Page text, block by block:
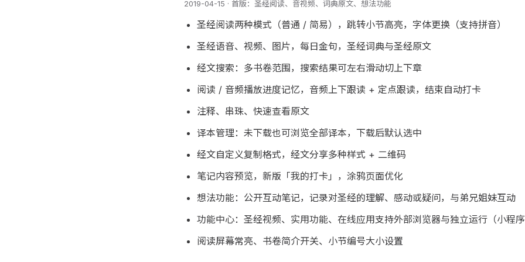
2019-04-15 · 首版：圣经阅读、音视频、词典原文、想法功能
圣经阅读两种模式（普通 / 简易），跳转小节高亮，字体更换（支持拼音）
圣经语音、视频、图片，每日金句，圣经词典与圣经原文
经文搜索：多书卷范围，搜索结果可左右滑动切上下章
阅读 / 音频播放进度记忆，音频上下跟读 + 定点跟读，结束自动打卡
注释、串珠、快速查看原文
译本管理：未下载也可浏览全部译本，下载后默认选中
经文自定义复制格式，经文分享多种样式 + 二维码
笔记内容预览，新版「我的打卡」，涂鸦页面优化
想法功能：公开互动笔记，记录对圣经的理解、感动或疑问，与弟兄姐妹互动
功能中心：圣经视频、实用功能、在线应用支持外部浏览器与独立运行（小程
阅读屏幕常亮、书卷简介开关、小节编号大小设置